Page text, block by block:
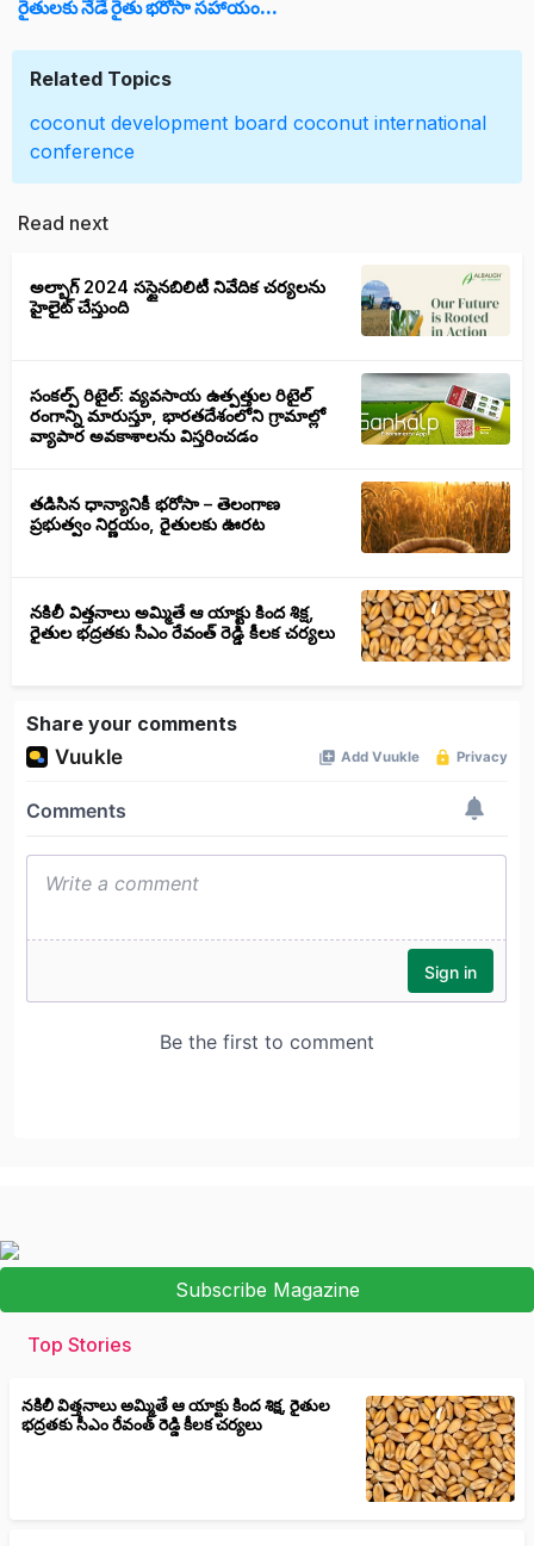
రైతులకు నేడే రైతు భరోసా సహాయం...
Related Topics
coconut development board coconut international
conference
Read next
అల్బాగ్ 2024 సస్టైనబిలిటీ నివేదిక చర్యలను
హైలైట్ చేస్తుంది
సంకల్ప్ రిటైల్: వ్యవసాయ ఉత్పత్తుల రిటైల్
రంగాన్ని మారుస్తూ, భారతదేశంలోని గ్రామాల్లో
వ్యాపార అవకాశాలను విస్తరించడం
తడిసిన ధాన్యానికీ భరోసా – తెలంగాణ
ప్రభుత్వం నిర్ణయం, రైతులకు ఊరట
నకిలీ విత్తనాలు అమ్మితే ఆ యాక్టు కింద శిక్ష,
రైతుల భద్రతకు సీఎం రేవంత్ రెడ్డి కీలక చర్యలు
Share your comments
Subscribe Magazine
Top Stories
నకిలీ విత్తనాలు అమ్మితే ఆ యాక్టు కింద శిక్ష, రైతుల
భద్రతకు సీఎం రేవంత్ రెడ్డి కీలక చర్యలు